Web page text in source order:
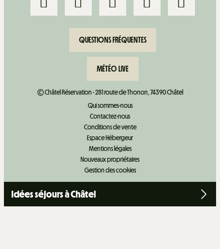
QUESTIONS FRÉQUENTES
MÉTÉO LIVE
© Châtel Réservation - 281 route de Thonon, 74390 Châtel
Qui sommes-nous
Contactez-nous
Conditions de vente
Espace Hébergeur
Mentions légales
Nouveaux propriétaires
Gestion des cookies
Idées séjours à Châtel